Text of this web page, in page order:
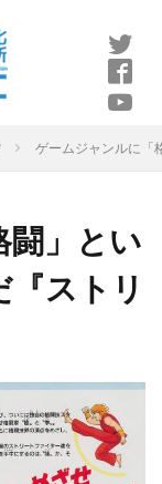
ゲームジャンルに「
闘」とい
ストリ